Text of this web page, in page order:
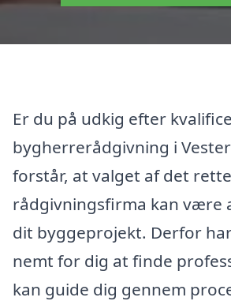
Er du på udkig efter
bygherrerådgivning i
forstår, at valget af det rette
rådgivningsfirma kan være
dit byggeprojekt. Derfor
nemt for dig at finde
kan guide dig gennem